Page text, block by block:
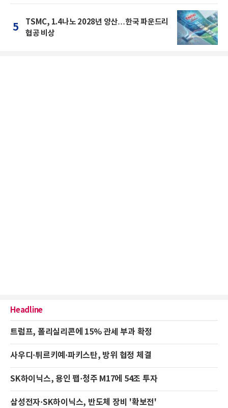
5
TSMC, 1.4나노 2028년 양산…한국 파운드리
협공 비상
Headline
트럼프, 폴리실리콘에 15% 관세 부과 확정
사우디·튀르키예·파키스탄, 방위 협정 체결
SK하이닉스, 용인 팹·청주 M17에 54조 투자
삼성전자·SK하이닉스, 반도체 장비 '확보전'